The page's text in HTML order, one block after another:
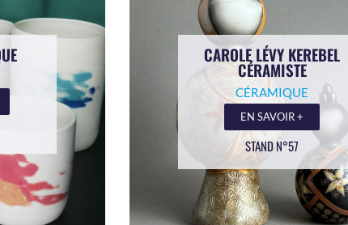
CAROLE LÉVY KEREBEL
CÉRAMISTE
CÉRAMIQUE
EN SAVOIR +
STAND N°57